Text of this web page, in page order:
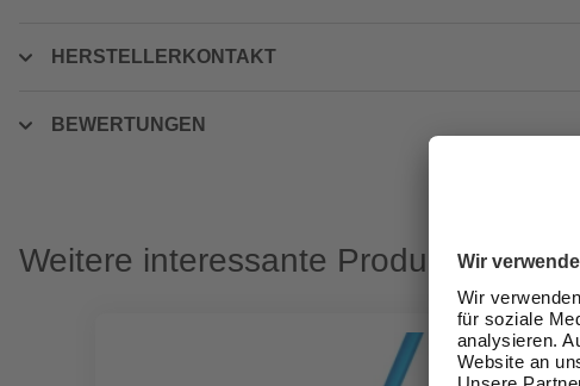
HERSTELLERKONTAKT
BEWERTUNGEN
Weitere interessante Produkte